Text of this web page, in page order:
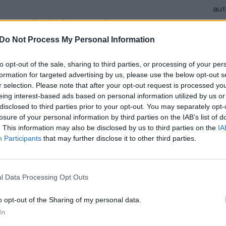
Do Not Process My Personal Information
opt-out of the sale, sharing to third parties, or processing of your
for targeted advertising by us, please use the below opt-out
selection. Please note that after your opt-out request is processed
interest-based ads based on personal information utilized by us
to third parties prior to your opt-out. You may separately
of your personal information by third parties on the IAB’s list of
This information may also be disclosed by us to third parties on the
Participants that may further disclose it to other third parties.
Data Processing Opt Outs
opt-out of the Sharing of my personal data.
apžvelgiami svarbiausi Lietuvos ir
Rimvydas Paleckisir žinomi svečiai
aktualijomis. Laidą
16.30 ir 23.00 val. per „Lietuvos ryto“
Klausyk lrytas.tv Ilma Skuodienė
vaiko teisių apsauga vaiko teisės